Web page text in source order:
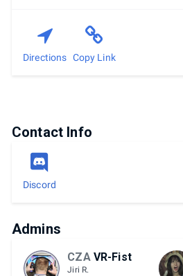
Directions Copy Link
Contact Info
Discord
Admins
CZA VR-Fist
Jiri R.